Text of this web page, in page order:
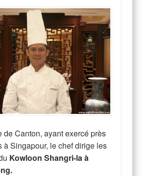
de Canton, ayant exercé près
à Singapour, le chef dirige les
Kowloon Shangri-la à